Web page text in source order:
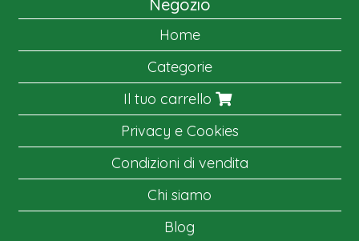
Negozio
Home
Categorie
Il tuo carrello
Privacy e Cookies
Condizioni di vendita
Chi siamo
Blog